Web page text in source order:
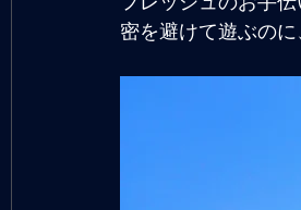
密を避けて遊ぶの